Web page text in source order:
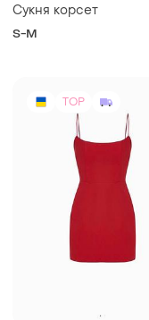
Сукня корсет
S-M
TOP